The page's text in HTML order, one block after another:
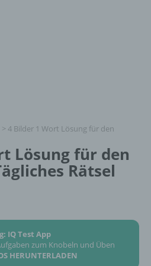
> 4 Bilder 1 Wort Lösung für den
Lösung für den
Rätsel
IQ Test App
zum Knobeln und Üben
HERUNTERLADEN